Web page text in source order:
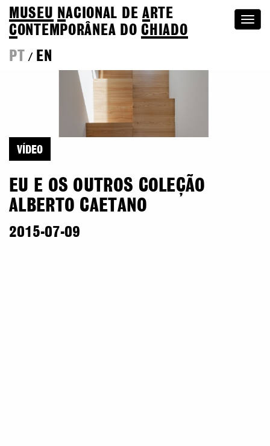
MUSEU NACIONAL DEA RTE
CONTEMPORÂNEA DOCHIADO
PT
/ EN
VÍDEO
EU E OS OUTROS COLEÇÃO
ALBERTO CAETANO
2015-07-09